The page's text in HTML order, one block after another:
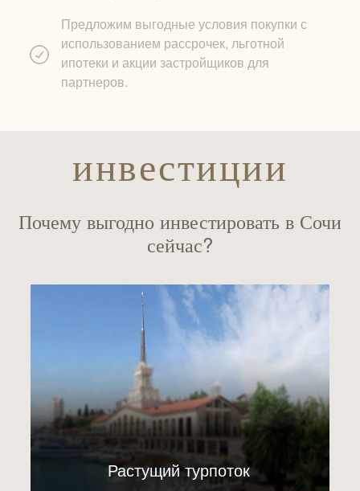
Предложим выгодные условия покупки с
использованием рассрочек, льготной
ипотеки и акции застройщиков для
партнеров.
инвестиции
Почему выгодно инвестировать в Сочи
сейчас?
Растущий турпоток